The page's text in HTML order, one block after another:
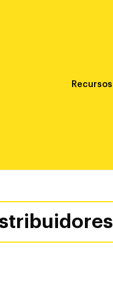
Recursos